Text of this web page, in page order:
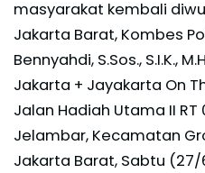
masyarakat kembali
Jakarta Barat, Kombes
Bennyahdi, S.Sos., S.I.K.,
Jakarta + Jayakarta On
Jalan Hadiah Utama II RT
Jelambar, Kecamatan
Jakarta Barat, Sabtu